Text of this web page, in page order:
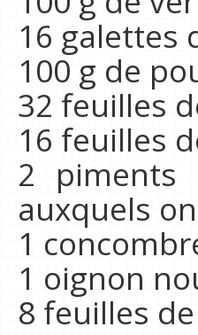
16 galettes
100 g de
32 feuilles
16 feuilles
2 piments
auxquels
1
1 oignon
8 feuilles